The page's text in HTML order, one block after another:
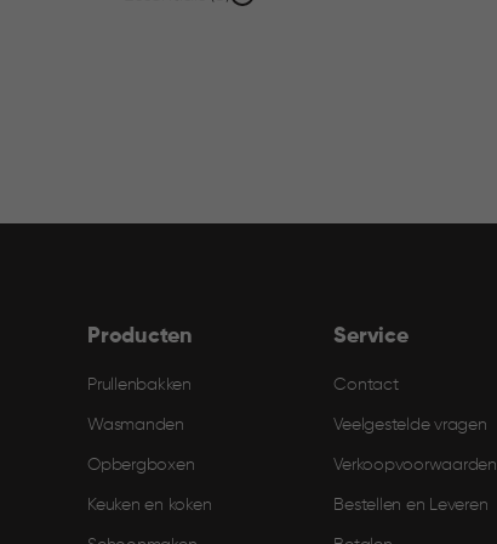
Producten
Prullenbakken
Wasmanden
Opbergboxen
Keuken en koken
Service
Contact
Veelgestelde vragen
Verkoopvoorwaarden
Bestellen en Leveren​